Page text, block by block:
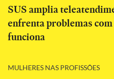
SUS amplia
enfrenta problemas
funciona
MULHERES NAS PROFISSÕES